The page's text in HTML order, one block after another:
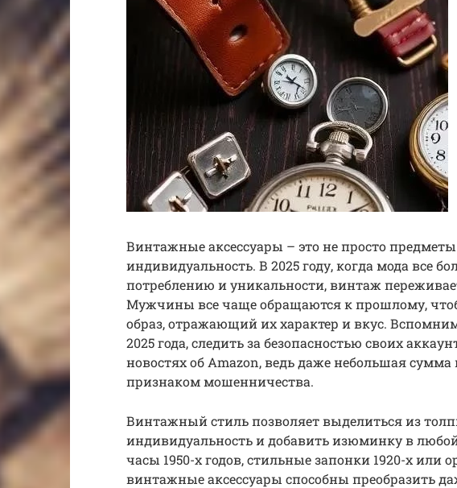
Винтажные аксессуары – это не просто предметы
индивидуальность. В 2025 году, когда мода все
потреблению и уникальности, винтаж
Мужчины все чаще обращаются к прошлому,
образ, отражающий их характер и вкус.
2025 года, следить за безопасностью своих
новостях об Amazon, ведь даже небольшая
признаком мошенничества.
Винтажный стиль позволяет выделиться из
индивидуальность и добавить изюминку в
часы 1950-х годов, стильные запонки 1920-х или
винтажные аксессуары способны преобразить